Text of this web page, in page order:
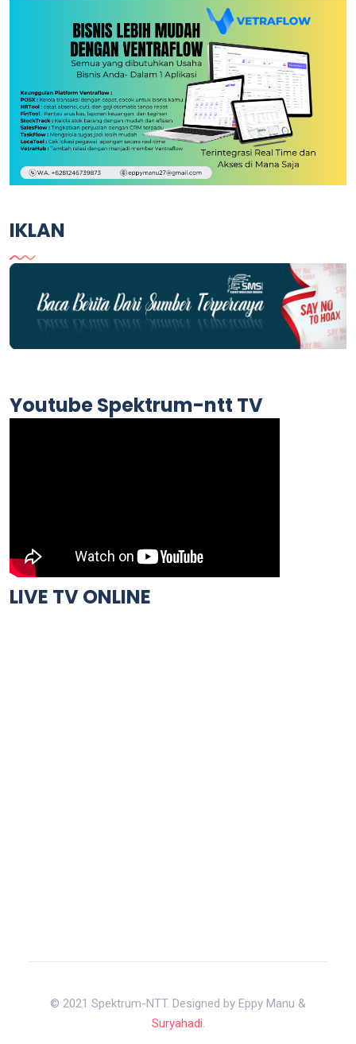
IKLAN
Youtube Spektrum-ntt TV
LIVE TV ONLINE
© 2021 Spektrum-NTT. Designed by Eppy Manu &
Suryahadi.